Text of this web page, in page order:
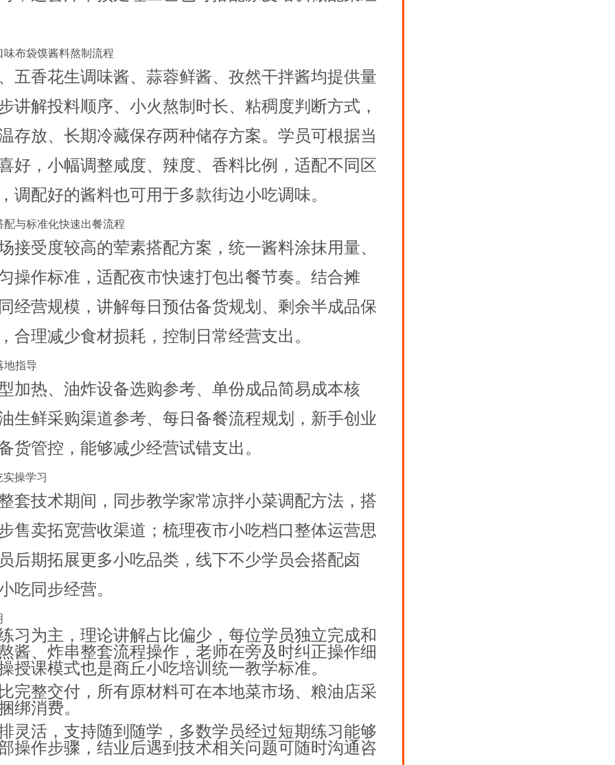
味布袋馍酱料熬制流程
五香花生调味酱、蒜蓉鲜酱、孜然干拌酱均提供量
讲解投料顺序、小火熬制时长、粘稠度判断方式，
存放、长期冷藏保存两种储存方案。学员可根据当
好，小幅调整咸度、辣度、香料比例，适配不同区
调配好的酱料也可用于多款街边小吃调味。
配与标准化快速出餐流程
接受度较高的荤素搭配方案，统一酱料涂抹用量、
操作标准，适配夜市快速打包出餐节奏。结合摊
经营规模，讲解每日预估备货规划、剩余半成品保
合理减少食材损耗，控制日常经营支出。
地指导
加热、油炸设备选购参考、单份成品简易成本核
生鲜采购渠道参考、每日备餐流程规划，新手创业
货管控，能够减少经营试错支出。
操学习
套技术期间，同步教学家常凉拌小菜调配方法，搭
售卖拓宽营收渠道；梳理夜市小吃档口整体运营思
后期拓展更多小吃品类，线下不少学员会搭配卤
吃同步经营。
习为主，理论讲解占比偏少，每位学员独立完成和
酱、炸串整套流程操作，老师在旁及时纠正操作细
授课模式也是商丘小吃培训 统一教学标准。
完整交付，所有原材料可在本地菜市场、粮油店采
绑消费。
灵活，支持随到随学，多数学员经过短期练习能够
操作步骤，结业后遇到技术相关问题可随时沟通咨